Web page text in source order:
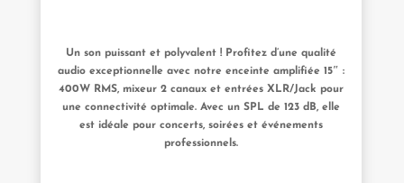
Un son puissant et polyvalent ! Profitez d’une qualité
audio exceptionnelle avec notre enceinte amplifiée 15″ :
400W RMS, mixeur 2 canaux et entrées XLR/Jack pour
une connectivité optimale. Avec un SPL de 123 dB, elle
est idéale pour concerts, soirées et événements
professionnels.